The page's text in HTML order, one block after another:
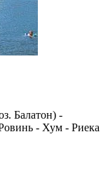
Балатон) -
- Хум - Риека